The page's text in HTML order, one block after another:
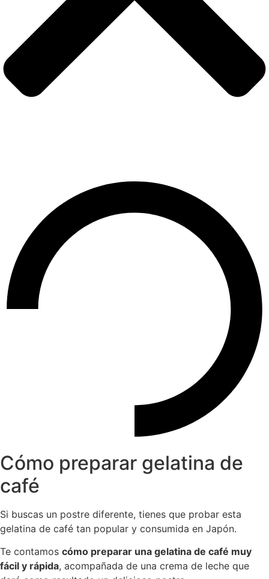
Cómo preparar gelatina de
café
Si buscas un postre diferente, tienes que probar esta
gelatina de café tan popular y consumida en Japón.
Te contamos cómo preparar una gelatina de café muy
fácil y rápida, acompañada de una crema de leche que